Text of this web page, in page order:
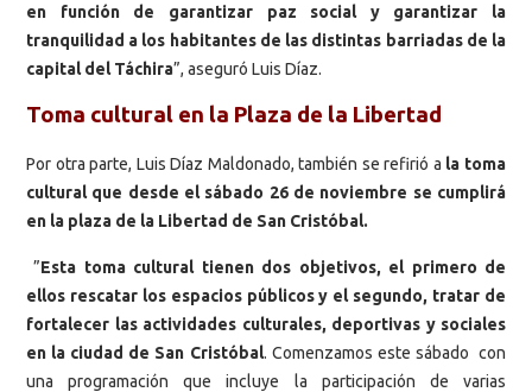
en función de garantizar paz social y garantizar la
tranquilidad a los habitantes de las distintas barriadas de la
capital del Táchira”, aseguró Luis Díaz.
Toma cultural en la Plaza de la Libertad
Por otra parte, Luis Díaz Maldonado, también se refirió a la toma
cultural que desde el sábado 26 de noviembre se cumplirá
en la plaza de la Libertad de San Cristóbal.
”Esta toma cultural tienen dos objetivos, el primero de
ellos rescatar los espacios públicos y el segundo, tratar de
fortalecer las actividades culturales, deportivas y sociales
en la ciudad de San Cristóbal. Comenzamos este sábado con
una programación que incluye la participación de varias